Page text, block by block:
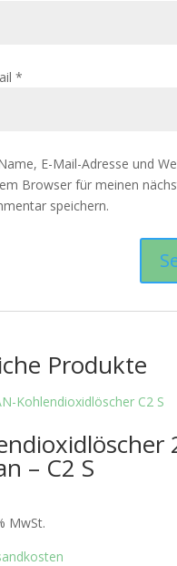
*
E-Mail-Adresse und
Browser für meinen
speichern.
Produkte
– C2 S
MwSt.